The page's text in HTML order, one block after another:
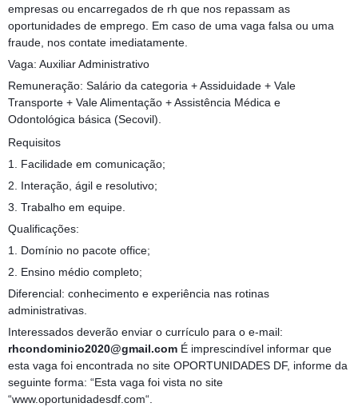
empresas ou encarregados de rh que nos repassam as
oportunidades de emprego. Em caso de uma vaga falsa ou uma
fraude, nos contate imediatamente.
Vaga: Auxiliar Administrativo
Remuneração: Salário da categoria + Assiduidade + Vale
Transporte + Vale Alimentação + Assistência Médica e
Odontológica básica (Secovil).
Requisitos
1. Facilidade em comunicação;
2. Interação, ágil e resolutivo;
3. Trabalho em equipe.
Qualificações:
1. Domínio no pacote office;
2. Ensino médio completo;
Diferencial: conhecimento e experiência nas rotinas
administrativas.
Interessados deverão enviar o currículo para o e-mail:
rhcondominio2020@gmail.com É imprescindível informar que
esta vaga foi encontrada no site OPORTUNIDADES DF, informe da
seguinte forma: “Esta vaga foi vista no site
“www.oportunidadesdf.com“.